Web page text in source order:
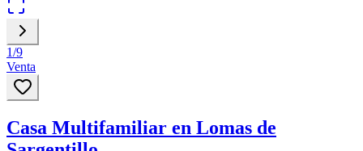
1/9
Venta
Casa Multifamiliar en Lomas de